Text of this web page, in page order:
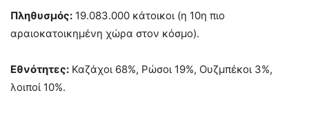
Πληθυσμός: 19.083.000 κάτοικοι (η 10η πιο
αραιοκατοικημένη χώρα στον κόσμο).
Εθνότητες: Καζάχοι 68%, Ρώσοι 19%, Ουζμπέκοι 3%,
λοιποί 10%.